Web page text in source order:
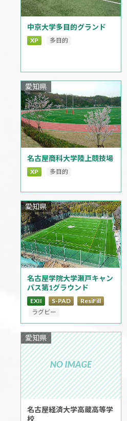
中京大学多目的グランド
XP 多目的
名古屋商科大学陸上競技場
愛知県
XP 多目的
名古屋学院大学瀬戸キャン
パス第1グラウンド
愛知県
EXII S-PAD
ResiFill
ラグビー
名古屋経済大学高蔵高等学
校
愛知県